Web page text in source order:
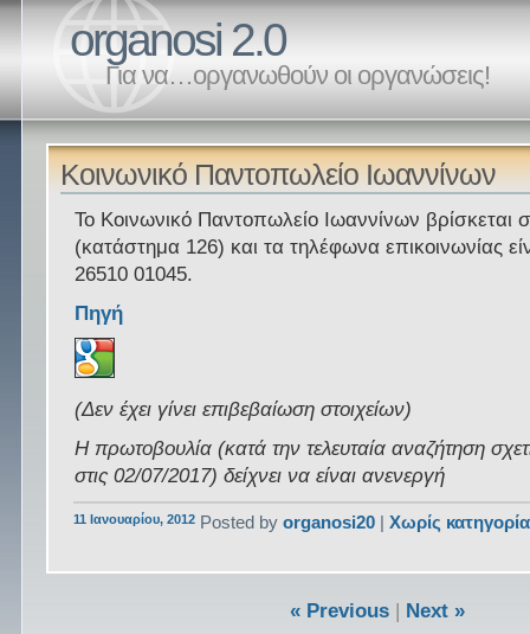
organosi 2.0
Για να…οργανωθούν οι οργανώσεις!
Κοινωνικό Παντοπωλείο Ιωαννίνων
Το Κοινωνικό Παντοπωλείο Ιωαννίνων βρίσκεται
(κατάστημα 126) και τα τηλέφωνα επικοινωνίας
26510 01045.
Πηγή
(Δεν έχει γίνει επιβεβαίωση στοιχείων)
Η πρωτοβουλία (κατά την τελευταία αναζήτηση
στις 02/07/2017) δείχνει να είναι ανενεργή
11 Ιανουαρίου, 2012 Posted byorganosi20 |Χωρίς κατηγορία
« Previous|
Next »